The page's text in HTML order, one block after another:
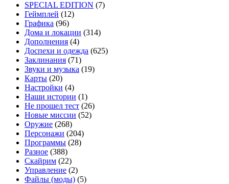
SPECIAL EDITION (7)
Геймплей (12)
Графика (96)
Дома и локации (314)
Дополнения (4)
Доспехи и одежда (625)
Заклинания (71)
Звуки и музыка (19)
Карты (20)
Настройки (4)
Наши истории (1)
Не прошел тест (26)
Новые миссии (52)
Оружие (268)
Персонажи (204)
Программы (28)
Разное (388)
Скайрим (22)
Управление (2)
Файлы (моды) (5)